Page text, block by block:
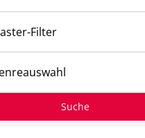
Filter
Suche